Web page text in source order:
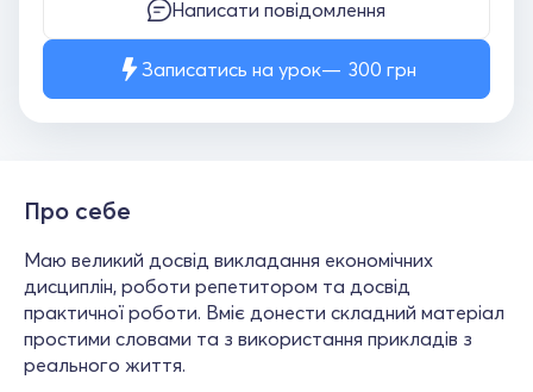
Написати повідомлення
Записатись на урок 300 грн
Про себе
Маю великий досвід викладання економічних
дисциплін, роботи репетитором та досвід
практичної роботи. Вміє донести складний матеріал
простими словами та з використання прикладів з
реального життя.